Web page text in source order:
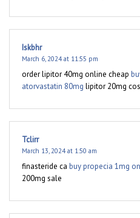
Iskbhr
March 6, 2024 at 11:55 pm
order lipitor 40mg online cheap
atorvastatin 80mg lipitor 20mg
Tclirr
March 13, 2024 at 1:50 am
finasteride ca buy propecia 1mg
200mg sale